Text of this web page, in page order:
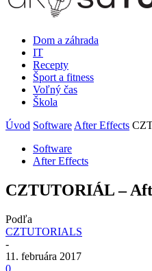
Dom a záhrada
IT
Recepty
Šport a fitness
Voľný čas
Škola
Úvod Software After Effects
Software
After Effects
CZTUTORIÁL –
Podľa
CZTUTORIALS
-
11. februára 2017
0